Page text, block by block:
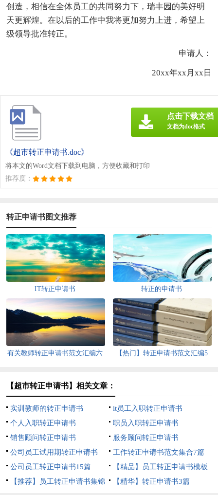
创造，相信在全体员工的共同努力下，瑞丰园的美好明
天更辉煌。在以后的工作中我将更加努力上进，希望上
级领导批准转正。
申请人：
20xx年xx月xx日
《超市转正申请书.doc》
将本文的Word文档下载到电脑，方便收藏和打印
推荐度：
点击下载文档
文档为doc格式
转正申请书图文推荐
IT转正申请书 转正的申请书
有关教师转正申请书范文汇编六
【热门】转正申请书范文汇编5
【超市转正申请书】相关文章：
实训教师的转正申请书
it员工入职转正申请书
个人入职转正申请书
职员入职转正申请书
销售顾问转正申请书
服务顾问转正申请书
公司员工试用期转正申请书
工作转正申请书范文集合7篇
公司员工转正申请书15篇
【精品】员工转正申请书模板
锦集五篇
【推荐】员工转正申请书集锦
【精华】转正申请书3篇